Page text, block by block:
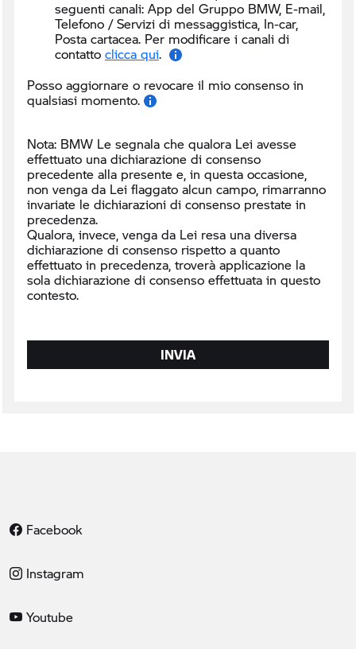
seguenti canali: App del Gruppo BMW, E-mail,
Telefono / Servizi di messaggistica, In-car,
Posta cartacea. Per modificare i canali di
contatto clicca qui.
Posso aggiornare o revocare il mio consenso in
qualsiasi momento.
Nota: BMW Le segnala che qualora Lei avesse
effettuato una dichiarazione di consenso
precedente alla presente e, in questa occasione,
non venga da Lei flaggato alcun campo, rimarranno
invariate le dichiarazioni di consenso prestate in
precedenza.
Qualora, invece, venga da Lei resa una diversa
dichiarazione di consenso rispetto a quanto
effettuato in precedenza, troverà applicazione la
sola dichiarazione di consenso effettuata in questo
contesto.
INVIA
Facebook
Instagram
Youtube